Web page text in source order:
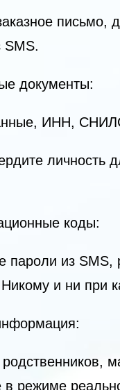
письмо,
SMS.
документы:
ИНН,
личность
коды:
пароли из SMS,
и ни при
в режиме